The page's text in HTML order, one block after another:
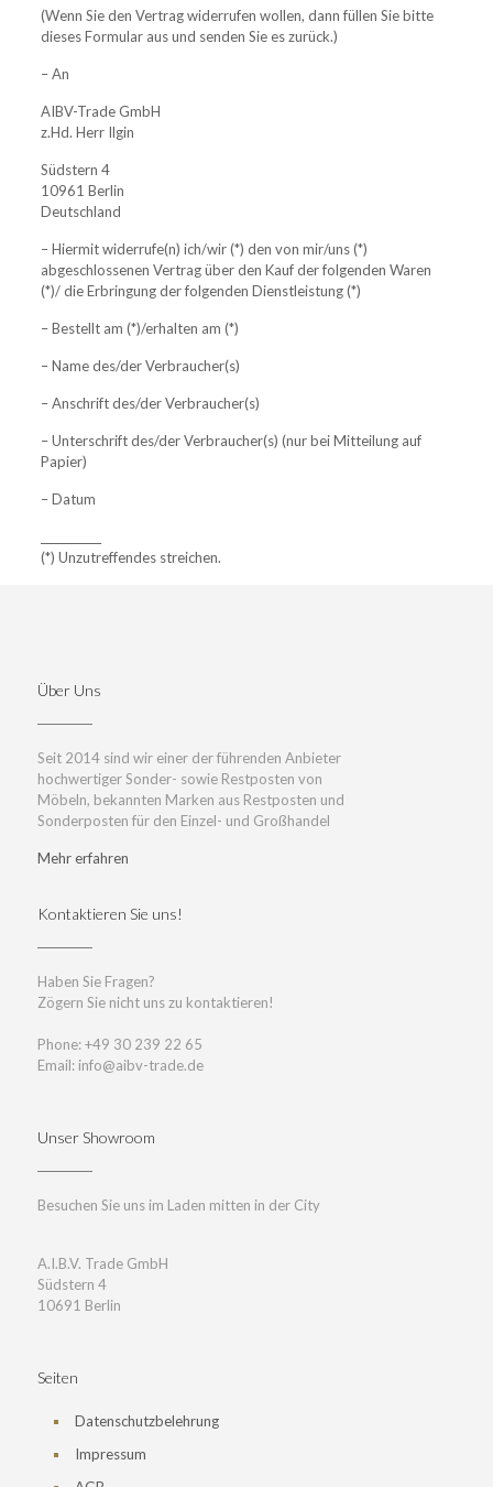
(Wenn Sie den Vertrag widerrufen wollen, dann füllen Sie bitte
dieses Formular aus und senden Sie es zurück.)
– An
AIBV-Trade GmbH
z.Hd. Herr Ilgin
Südstern 4
10961 Berlin
Deutschland
– Hiermit widerrufe(n) ich/wir (*) den von mir/uns (*)
abgeschlossenen Vertrag über den Kauf der folgenden Waren
(*)/ die Erbringung der folgenden Dienstleistung (*)
– Bestellt am (*)/erhalten am (*)
– Name des/der Verbraucher(s)
– Anschrift des/der Verbraucher(s)
– Unterschrift des/der Verbraucher(s) (nur bei Mitteilung auf
Papier)
– Datum
(*) Unzutreffendes streichen.
Über Uns
Seit 2014 sind wir einer der führenden Anbieter
hochwertiger Sonder- sowie Restposten von
Möbeln, bekannten Marken aus Restposten und
Sonderposten für den Einzel- und Großhandel
Mehr erfahren
Kontaktieren Sie uns!
Haben Sie Fragen?
Zögern Sie nicht uns zu kontaktieren!
Phone: +49 30 239 22 65
Email: info@aibv-trade.de
Unser Showroom
Besuchen Sie uns im Laden mitten in der City
A.I.B.V. Trade GmbH
Südstern 4
10691 Berlin
Seiten
Datenschutzbelehrung
Impressum